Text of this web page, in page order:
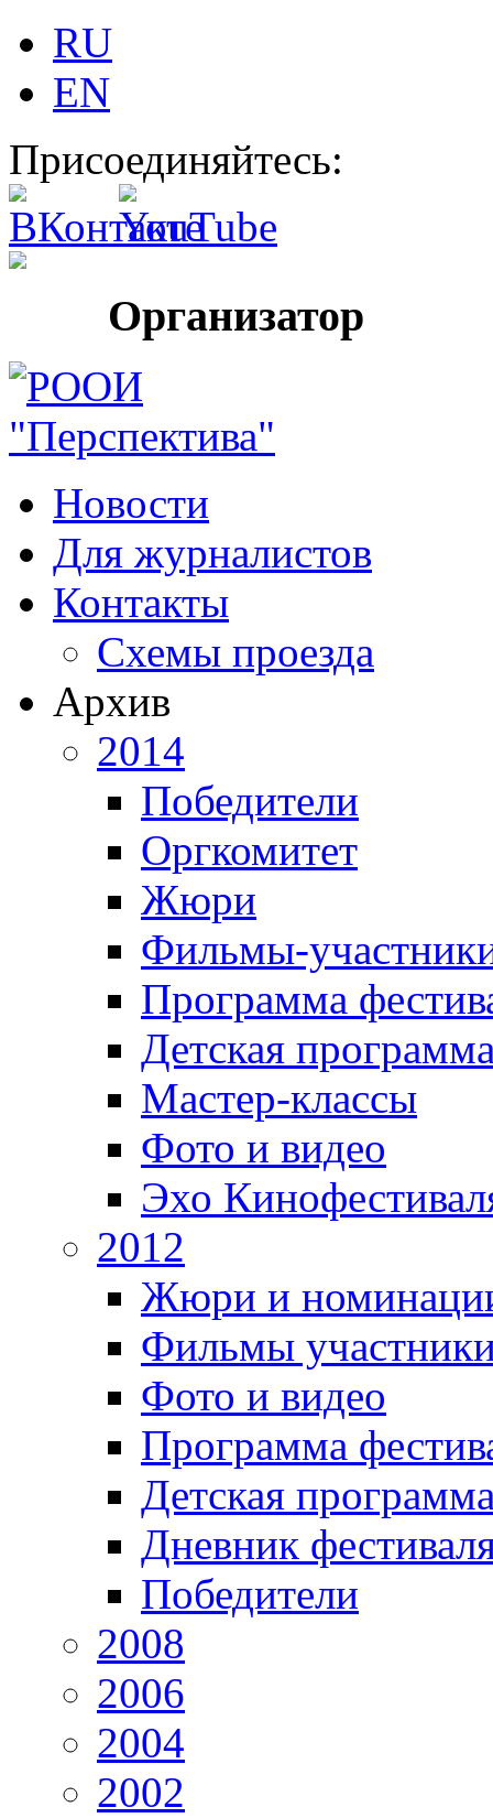
RU
EN
Присоединяйтесь:
Организатор
Новости
Для журналистов
Контакты
Схемы проезда
Архив
2014
Победители
Оргкомитет
Жюри
Фильмы-
Программа
Детская
Мастер-классы
Фото и видео
Эхо
2012
Жюри и
Фильмы
Фото и видео
Программа
Детская
Дневник
Победители
2008
2006
2004
2002